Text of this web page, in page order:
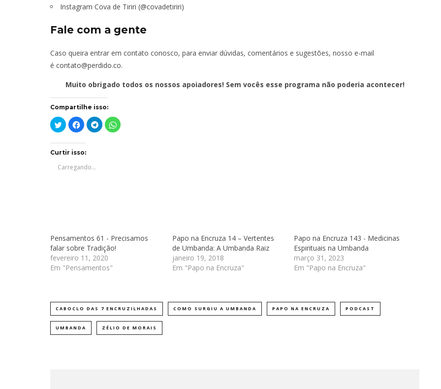
Instagram Cova de Tiriri (@covadetiriri)
Fale com a gente
Caso queira entrar em contato conosco, para enviar dúvidas, comentários e sugestões, nosso e-mail
é contato@perdido.co.
Muito obrigado todos os nossos apoiadores! Sem vocês esse programa não poderia acontecer!
Compartilhe isso:
Clique
para
compartilhar
em
janela)
Clique
para
compartilhar
em
janela)
Clique
para
compartilhar
Clique
para
Curtir isso:
Carregando...
Pensamentos 61 - Precisamos
falar sobre Tradição!
fevereiro 11, 2020
Em "Pensamentos"
Papo na Encruza 14 – Vertentes
de Umbanda: A Umbanda Raiz
janeiro 19, 2018
Em "Papo na Encruza"
Papo na Encruza 143 - Medicinas
Espirituais na Umbanda
março 31, 2023
Em "Papo na Encruza"
CABOCLO DAS 7 ENCRUZILHADAS COMO SURGIU A UMBANDA PAPO NA ENCRUZA PODCAST
UMBANDA ZÉLIO DE MORAIS